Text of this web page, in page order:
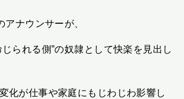
アナウンサーが、
られる側”の奴隷として快楽を見出し
化が仕事や家庭にもじわじわ影響し